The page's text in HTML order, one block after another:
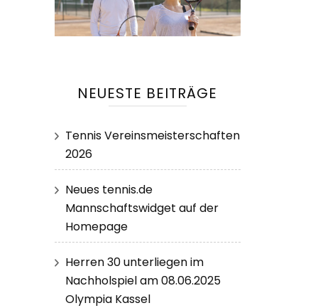
NEUESTE BEITRÄGE
Tennis Vereinsmeisterschaften
2026
Neues tennis.de
Mannschaftswidget auf der
Homepage
Herren 30 unterliegen im
Nachholspiel am 08.06.2025
Olympia Kassel